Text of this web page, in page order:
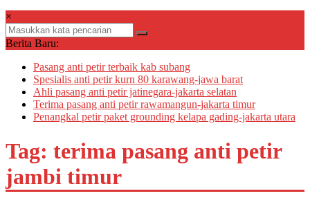
×
Berita Baru:
Pasang anti petir terbaik kab subang
Spesialis anti petir kurn 80 karawang-jawa barat
Ahli pasang anti petir jatinegara-jakarta selatan
Terima pasang anti petir rawamangun-jakarta timur
Penangkal petir paket grounding kelapa gading-jakarta utara
Tag: terima pasang anti petir
jambi timur